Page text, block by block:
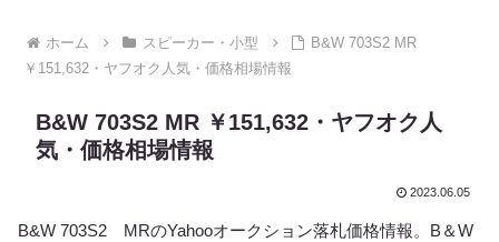
ホーム スピーカー・小型
B&W 703S2 MR
￥151,632・ヤフオク人気・価格相場情報
B&W 703S2 MR ￥151,632・ヤフオク人
気・価格相場情報
2023.06.05
B&W 703S2 MRのYahooオークション落札価格情報。B＆W